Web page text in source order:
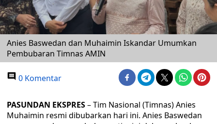
Anies Baswedan dan Muhaimin Iskandar Umumkan
Pembubaran Timnas AMIN
0 Komentar
PASUNDAN EKSPRES– Tim Nasional (Timnas) Anies
Muhaimin resmi dibubarkan hari ini. Anies Baswedan